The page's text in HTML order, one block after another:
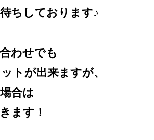
ちしております♪
わせでも
トが出来ますが、
合は
ます！